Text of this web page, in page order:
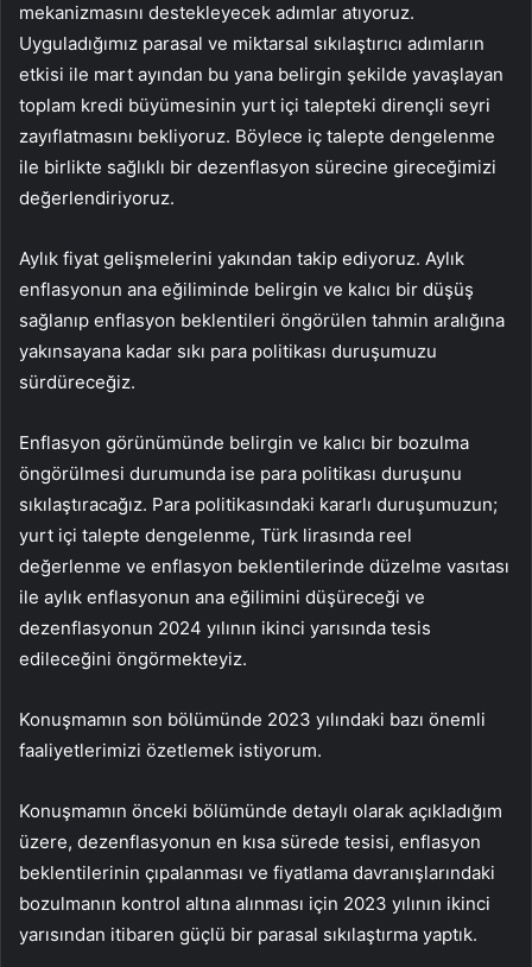
mekanizmasını destekleyecek adımlar atıyoruz.
Uyguladığımız parasal ve miktarsal sıkılaştırıcı adımların
etkisi ile mart ayından bu yana belirgin şekilde yavaşlayan
toplam kredi büyümesinin yurt içi talepteki dirençli seyri
zayıflatmasını bekliyoruz. Böylece iç talepte dengelenme
ile birlikte sağlıklı bir dezenflasyon sürecine gireceğimizi
değerlendiriyoruz.
Aylık fiyat gelişmelerini yakından takip ediyoruz. Aylık
enflasyonun ana eğiliminde belirgin ve kalıcı bir düşüş
sağlanıp enflasyon beklentileri öngörülen tahmin aralığına
yakınsayana kadar sıkı para politikası duruşumuzu
sürdüreceğiz.
Enflasyon görünümünde belirgin ve kalıcı bir bozulma
öngörülmesi durumunda ise para politikası duruşunu
sıkılaştıracağız. Para politikasındaki kararlı duruşumuzun;
yurt içi talepte dengelenme, Türk lirasında reel
değerlenme ve enflasyon beklentilerinde düzelme vasıtası
ile aylık enflasyonun ana eğilimini düşüreceği ve
dezenflasyonun 2024 yılının ikinci yarısında tesis
edileceğini öngörmekteyiz.
Konuşmamın son bölümünde 2023 yılındaki bazı önemli
faaliyetlerimizi özetlemek istiyorum.
Konuşmamın önceki bölümünde detaylı olarak açıkladığım
üzere, dezenflasyonun en kısa sürede tesisi, enflasyon
beklentilerinin çıpalanması ve fiyatlama davranışlarındaki
bozulmanın kontrol altına alınması için 2023 yılının ikinci
yarısından itibaren güçlü bir parasal sıkılaştırma yaptık.